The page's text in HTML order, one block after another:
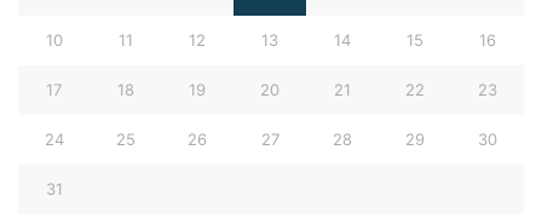
10 11 12 13 14 15 16
17 18 19 20 21 22 23
24 25 26 27 28 29 30
31